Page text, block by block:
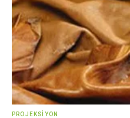
PROJEKSIYON